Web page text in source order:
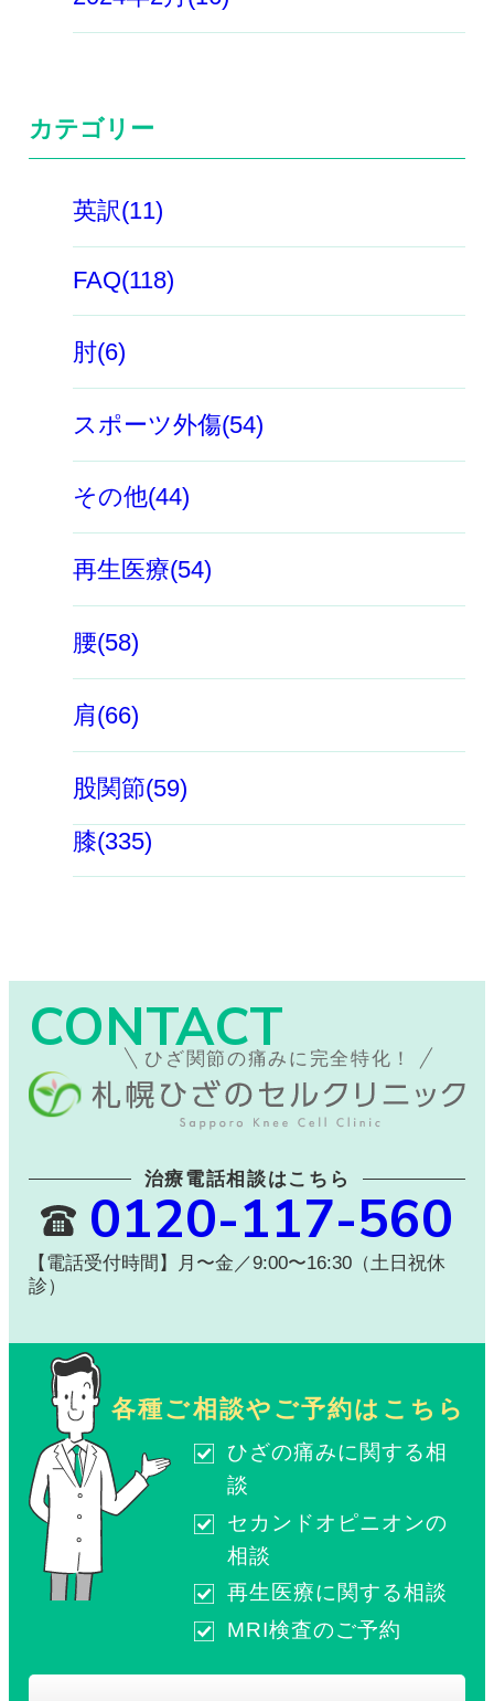
カテゴリー
英訳(11)
FAQ(118)
肘(6)
スポーツ外傷(54)
その他(44)
再生医療(54)
腰(58)
肩(66)
股関節(59)
膝(335)
CONTACT
ひざ関節の痛みに完全特化！
治療電話相談はこちら
0120-117-560
【電話受付時間】月〜金／9:00〜16:30（土日祝休
診）
各種ご相談やご予約はこちら
ひざの痛みに関する相
談
セカンドオピニオンの
相談
再生医療に関する相談
MRI検査のご予約